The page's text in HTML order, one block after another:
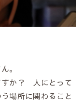
。
すか？ 人にとって
場所に関わること